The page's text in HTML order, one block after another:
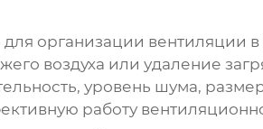
организации вентиляции
воздуха или удаление
уровень шума,
работу